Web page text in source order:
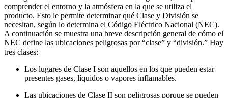
comprender el entorno y la atmósfera en la que se utiliza el
producto. Esto le permite determinar qué Clase y División se
necesitan, según lo determina el Código Eléctrico Nacional (NEC).
A continuación se muestra una breve descripción general de cómo el
NEC define las ubicaciones peligrosas por “clase” y “división.” Hay
tres clases:
Los lugares de Clase I son aquellos en los que pueden estar
presentes gases, líquidos o vapores inflamables.
Las ubicaciones de Clase II son peligrosas porque se pueden